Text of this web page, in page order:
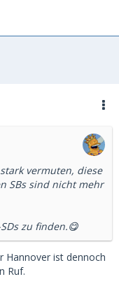
vermuten, diese
SBs sind nicht mehr
zu finden.😋
Hannover ist dennoch
Ruf.